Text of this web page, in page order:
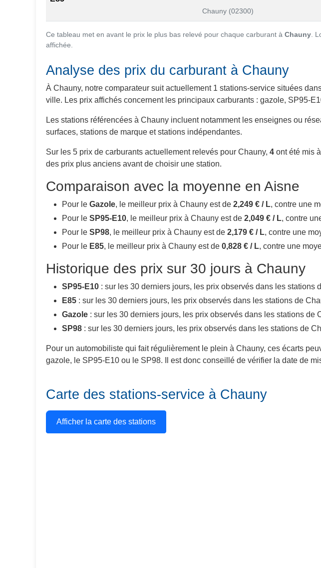
Chauny (02300)
Ce tableau met en avant le prix le plus bas relevé pour chaque carburant à Chauny .
affichée.
Analyse des prix du carburant à Chauny
À Chauny, notre comparateur suit actuellement 1 stations-service situées
ville. Les prix affichés concernent les principaux carburants : gazole, SP95-
Les stations référencées à Chauny incluent notamment les enseignes ou
surfaces, stations de marque et stations indépendantes.
Sur les 5 prix de carburants actuellement relevés pour Chauny, 4 ont été mis
des prix plus anciens avant de choisir une station.
Comparaison avec la moyenne en Aisne
Pour le Gazole, le meilleur prix à Chauny est de 2,249 € / L, contre une
Pour le SP95-E10, le meilleur prix à Chauny est de 2,049 € / L, contre
Pour le SP98, le meilleur prix à Chauny est de 2,179 € / L, contre une
Pour le E85, le meilleur prix à Chauny est de 0,828 € / L, contre une
Historique des prix sur 30 jours à Chauny
SP95-E10 : sur les 30 derniers jours, les prix observés dans les stations
E85 : sur les 30 derniers jours, les prix observés dans les stations de
Gazole : sur les 30 derniers jours, les prix observés dans les stations de
SP98 : sur les 30 derniers jours, les prix observés dans les stations de
Pour un automobiliste qui fait régulièrement le plein à Chauny, ces écarts
gazole, le SP95-E10 ou le SP98. Il est donc conseillé de vérifier la date de
Carte des stations-service à Chauny
Afficher la carte des stations